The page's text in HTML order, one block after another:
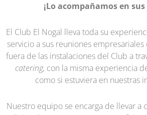
¡Lo acompañamos en
El Club El Nogal lleva toda su
servicio a sus reuniones empresariales
fuera de las instalaciones del Club a
catering, con la misma experiencia
como si estuviera en nuestras
Nuestro equipo se encarga de llevar a